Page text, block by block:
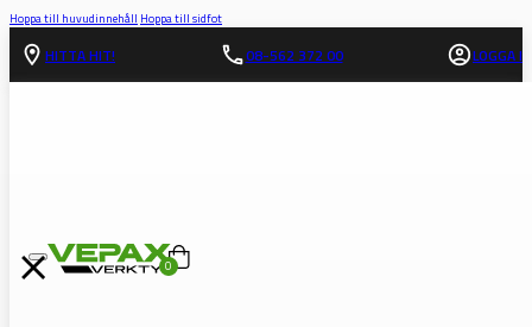
Hoppa till huvudinnehåll Hoppa till sidfot
HITTA HIT! 08-562 372 00 LOGGA IN
0